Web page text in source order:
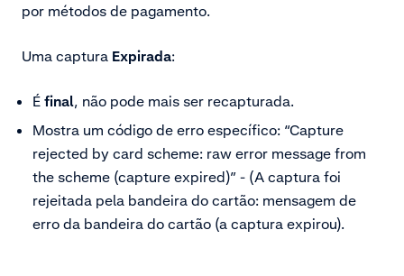
por métodos de pagamento.
Uma captura Expirada:
É final, não pode mais ser recapturada.
Mostra um código de erro específico: “Capture
rejected by card scheme: raw error message from
the scheme (capture expired)” - (A captura foi
rejeitada pela bandeira do cartão: mensagem de
erro da bandeira do cartão (a captura expirou).